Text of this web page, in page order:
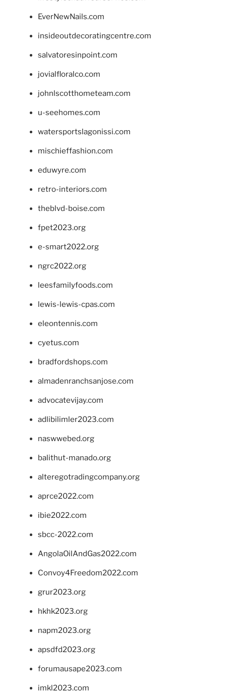
EverNewNails.com
insideoutdecoratingcentre.com
salvatoresinpoint.com
jovialfloralco.com
johnlscotthometeam.com
u-seehomes.com
watersportslagonissi.com
mischieffashion.com
eduwyre.com
retro-interiors.com
theblvd-boise.com
fpet2023.org
e-smart2022.org
ngrc2022.org
leesfamilyfoods.com
lewis-lewis-cpas.com
eleontennis.com
cyetus.com
bradfordshops.com
almadenranchsanjose.com
advocatevijay.com
adlibilimler2023.com
naswwebed.org
balithut-manado.org
alteregotradingcompany.org
aprce2022.com
ibie2022.com
sbcc-2022.com
AngolaOilAndGas2022.com
Convoy4Freedom2022.com
grur2023.org
hkhk2023.org
napm2023.org
apsdfd2023.org
forumausape2023.com
imkl2023.com